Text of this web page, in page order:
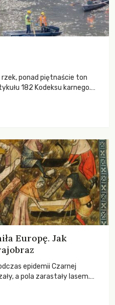
ponad piętnaście ton
182 Kodeksu karnego.
śmierci rzeki.
Europę. Jak
epidemii Czarnej
a pola zarastały lasem.